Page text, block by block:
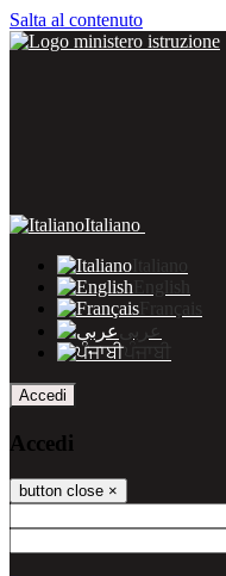
Salta al contenuto
Italiano
Italiano
English
Français
عربى
ਪੰਜਾਬੀ
Accedi
Accedi
button close ×